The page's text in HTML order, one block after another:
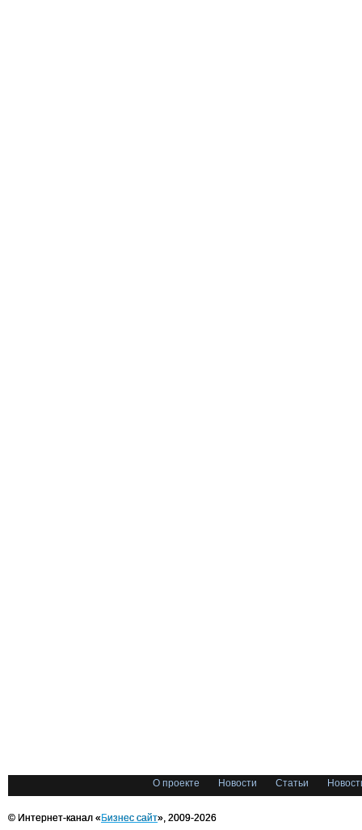
О проекте Новости Статьи
© Интернет-канал «Бизнес сайт», 2009-2026